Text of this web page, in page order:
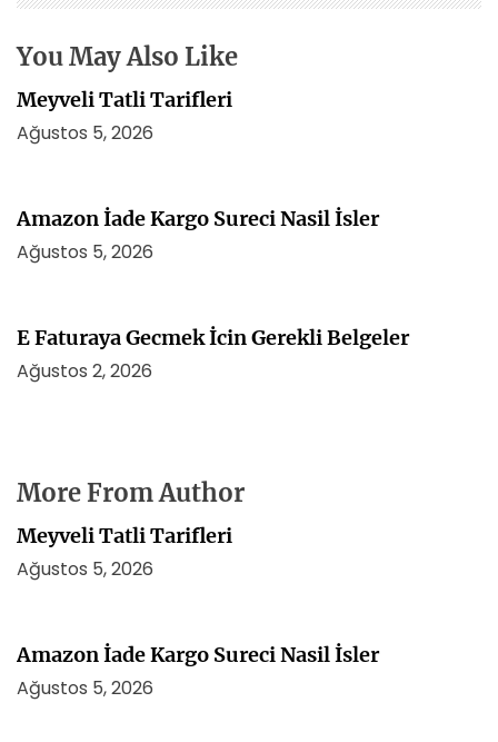
You May Also Like
Meyveli Tatli Tarifleri
Ağustos 5, 2026
Amazon İade Kargo Sureci Nasil İsler
Ağustos 5, 2026
E Faturaya Gecmek İcin Gerekli Belgeler
Ağustos 2, 2026
More From Author
Meyveli Tatli Tarifleri
Ağustos 5, 2026
Amazon İade Kargo Sureci Nasil İsler
Ağustos 5, 2026